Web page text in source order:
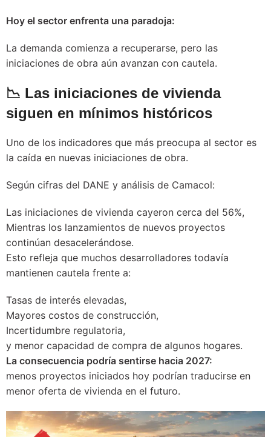
Hoy el sector enfrenta una paradoja:
La demanda comienza a recuperarse, pero las
iniciaciones de obra aún avanzan con cautela.
📉 Las iniciaciones de vivienda
siguen en mínimos históricos
Uno de los indicadores que más preocupa al sector es
la caída en nuevas iniciaciones de obra.
Según cifras del DANE y análisis de Camacol:
Las iniciaciones de vivienda cayeron cerca del 56%,
Mientras los lanzamientos de nuevos proyectos
continúan desacelerándose.
Esto refleja que muchos desarrolladores todavía
mantienen cautela frente a:
Tasas de interés elevadas,
Mayores costos de construcción,
Incertidumbre regulatoria,
y menor capacidad de compra de algunos hogares.
La consecuencia podría sentirse hacia 2027:
menos proyectos iniciados hoy podrían traducirse en
menor oferta de vivienda en el futuro.